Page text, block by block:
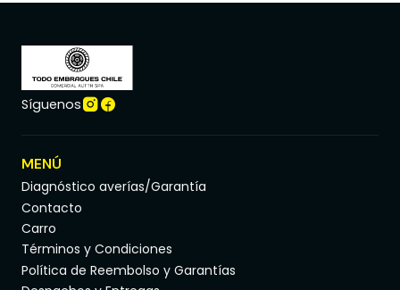
Síguenos
MENÚ
Diagnóstico averías/Garantía
Contacto
Carro
Términos y Condiciones
Política de Reembolso y Garantías